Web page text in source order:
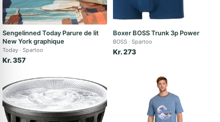
Sengelinned Today Parure de lit
New York graphique
Today Spartoo
Kr. 357
Boxer BOSS Trunk 3p Power
BOSS Spartoo
Kr. 273